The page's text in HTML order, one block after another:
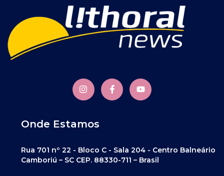
Onde Estamos
Rua 701 nº 22 - Bloco C - Sala 204 - Centro Balneário
Camboriú – SC CEP. 88330-711 – Brasil